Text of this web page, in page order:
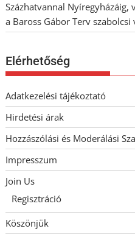
Százhatvannal
a Baross Gábor Terv
Elérhetőség
Adatkezelési tájékoztató
Hirdetési árak
Hozzászólási és Moderálási
Impresszum
Join Us
Regisztráció
Köszönjük